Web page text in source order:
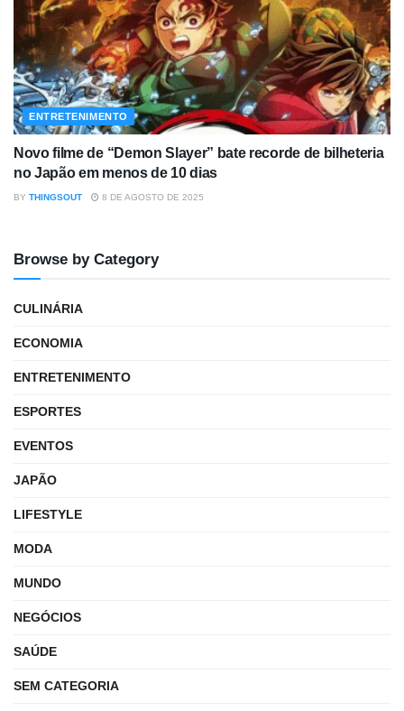
ENTRETENIMENTO
Novo filme de “Demon Slayer” bate recorde de bilheteria
no Japão em menos de 10 dias
BY THINGSOUT 8 DE AGOSTO DE 2025
Browse by Category
CULINÁRIA
ECONOMIA
ENTRETENIMENTO
ESPORTES
EVENTOS
JAPÃO
LIFESTYLE
MODA
MUNDO
NEGÓCIOS
SAÚDE
SEM CATEGORIA